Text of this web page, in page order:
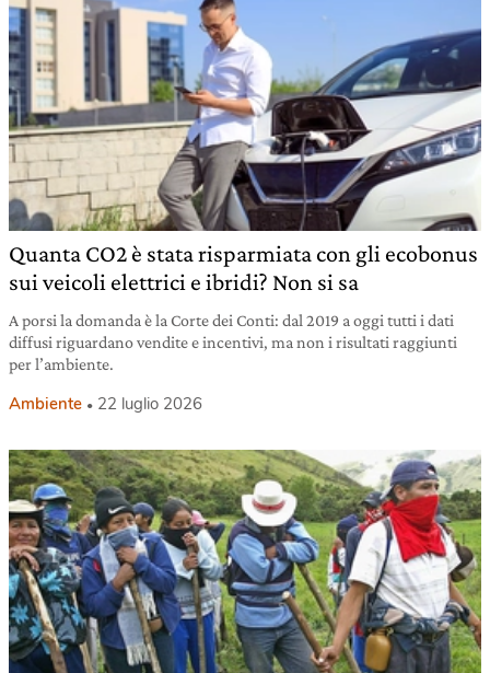
Quanta CO2 è stata risparmiata con gli ecobonus
sui veicoli elettrici e ibridi? Non si sa
A porsi la domanda è la Corte dei Conti: dal 2019 a oggi tutti i dati
diffusi riguardano vendite e incentivi, ma non i risultati raggiunti
per l’ambiente.
Ambiente 22 luglio 2026